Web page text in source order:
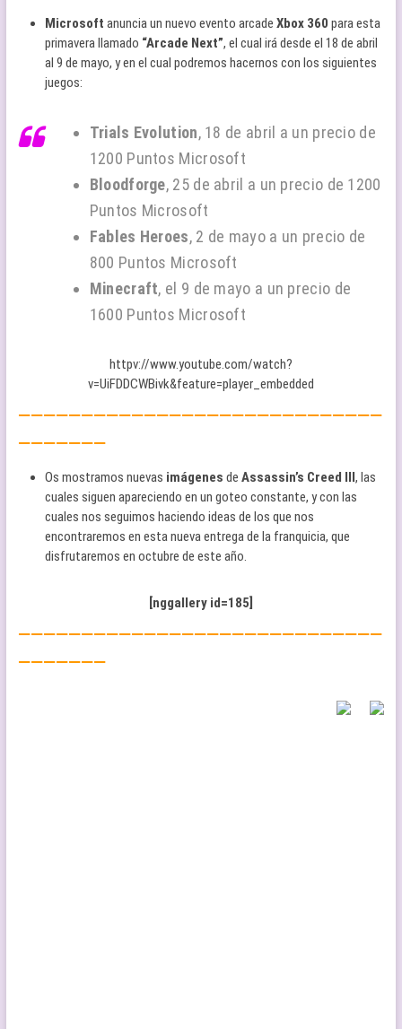
Microsoft anuncia un nuevo evento arcade Xbox 360 para esta
primavera llamado “Arcade Next”, el cual irá desde el 18 de abril
al 9 de mayo, y en el cual podremos hacernos con los siguientes
juegos:
Trials Evolution, 18 de abril a un precio de
1200 Puntos Microsoft
Bloodforge, 25 de abril a un precio de 1200
Puntos Microsoft
Fables Heroes, 2 de mayo a un precio de
800 Puntos Microsoft
Minecraft, el 9 de mayo a un precio de
1600 Puntos Microsoft
httpv://www.youtube.com/watch?
v=UiFDDCWBivk&feature=player_embedded
—————————————————————————————
———————
Os mostramos nuevas imágenes de Assassin’s Creed III, las
cuales siguen apareciendo en un goteo constante, y con las
cuales nos seguimos haciendo ideas de los que nos
encontraremos en esta nueva entrega de la franquicia, que
disfrutaremos en octubre de este año.
[nggallery id=185]
—————————————————————————————
———————